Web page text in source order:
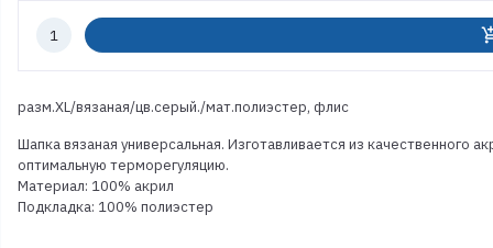
Количество
разм.XL/вязаная/цв.серый./мат.полиэстер, флис
Шапка вязаная универсальная. Изготавливается из
оптимальную терморегуляцию.
Материал: 100% акрил
Подкладка: 100% полиэстер